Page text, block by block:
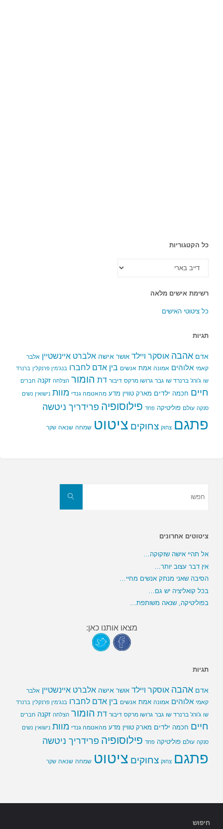
כל הקטגוריות
הקטגוריות
רשימת אישים מלאה
כל ציטוטי האישים
תגיות
אדם אהבה אוסקר ויילד אושר אישה אלברט איינשטיין אלבר
קאמי אלוהים אמונה אמת אנשים בין אדם לחברו בנג'מין פרנקלין ברנרד
שו ג'ורג' ברנרד שו גבר גרושו מרקס דיבור דת הומור הצלחה זקנה חברים
חיים חכמה ילדים מארק טוויין מדע מהאטמה גנדי מוות נישואין נשים
סנקה עולם פוליטיקה פחד פילוסופיה פרידריך ניטשה
פתגם צחוק צחוקים ציטוט שמחה שנאה שקר
חפשו
ציטוטים אחרונים
אל תהיי אישה שזקוקה…
אין דבר עצוב יותר…
הסיבה שאני מנתק אנשים מחיי…
בכל קואליציה יש גם…
בפוליטיקה, שנאה משותפת…
מצאו אותנו כאן:
תגיות
אדם אהבה אוסקר ויילד אושר אישה אלברט איינשטיין אלבר
קאמי אלוהים אמונה אמת אנשים בין אדם לחברו בנג'מין פרנקלין ברנרד
שו ג'ורג' ברנרד שו גבר גרושו מרקס דיבור דת הומור הצלחה זקנה חברים
חיים חכמה ילדים מארק טוויין מדע מהאטמה גנדי מוות נישואין נשים
סנקה עולם פוליטיקה פחד פילוסופיה פרידריך ניטשה
פתגם צחוק צחוקים ציטוט שמחה שנאה שקר
חיפוש